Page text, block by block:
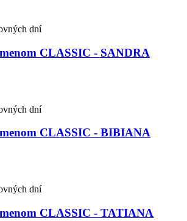
dní
CLASSIC - SANDRA
dní
CLASSIC - BIBIANA
dní
CLASSIC - TATIANA